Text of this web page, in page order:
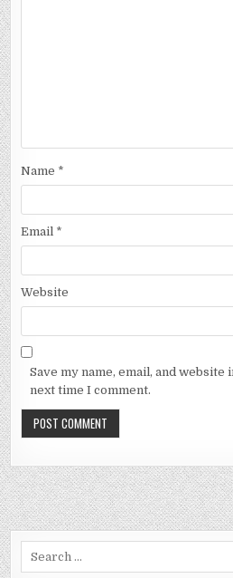
Name *
Email *
Website
Save my name, email, and
next time I comment.